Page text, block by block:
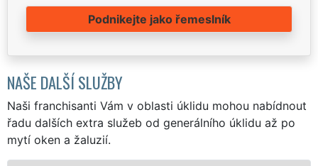
Podnikejte jako řemeslník
NAŠE DALŠÍ SLUŽBY
Naši franchisanti Vám v oblasti úklidu mohou nabídnout
řadu dalších extra služeb od generálního úklidu až po
mytí oken a žaluzií.